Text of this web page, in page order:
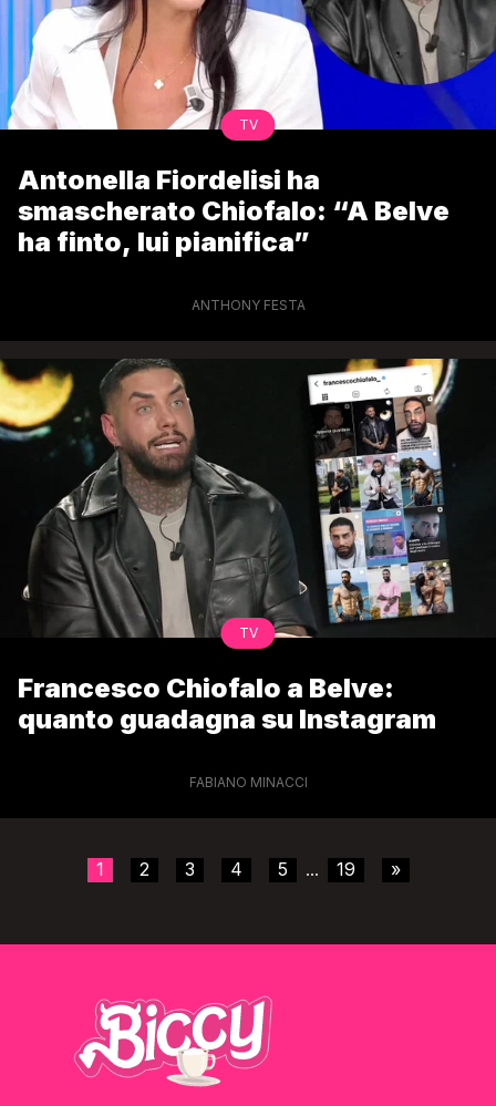
TV
Antonella Fiordelisi ha
smascherato Chiofalo: “A Belve
ha finto, lui pianifica”
ANTHONY FESTA
TV
Francesco Chiofalo a Belve:
quanto guadagna su Instagram
FABIANO MINACCI
1 2 3 4 5 ... 19 »